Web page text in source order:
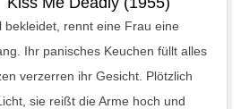
bekleidet, rennt eine Frau eine
Ihr panisches Keuchen füllt alles
verzerren ihr Gesicht. Plötzlich
sie reißt die Arme hoch und